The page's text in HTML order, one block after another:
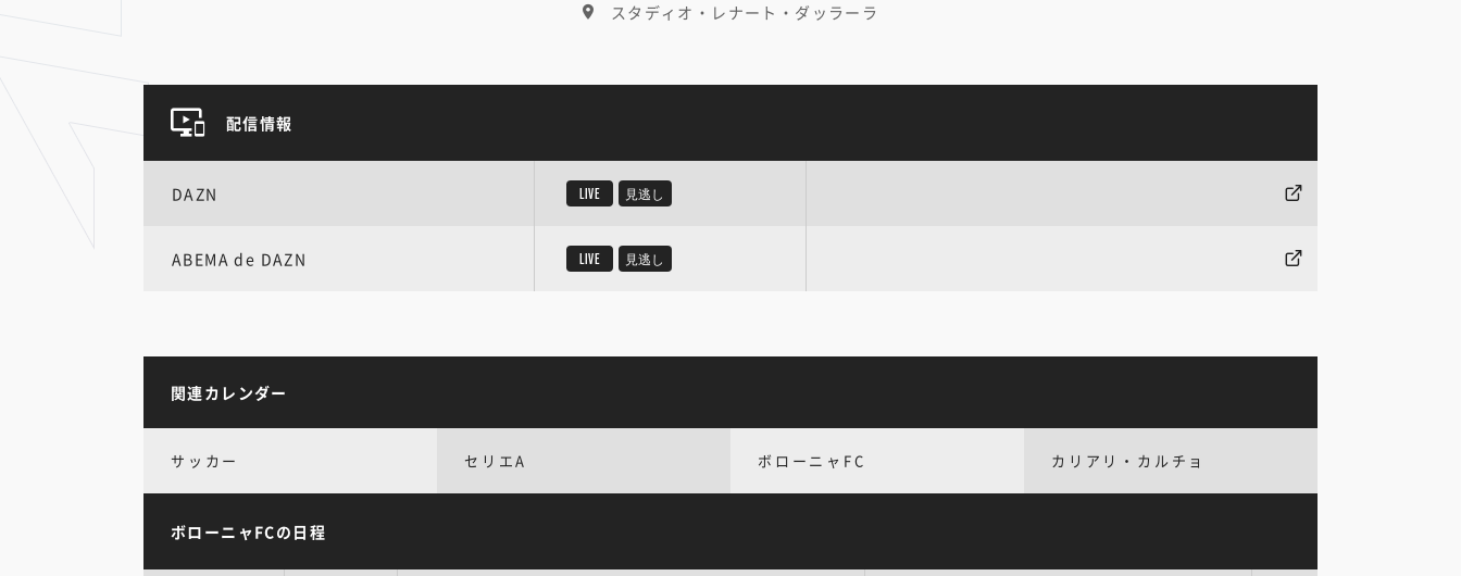
スタディオ・レナート・ダッラーラ
配信情報
DAZN LIVE 見逃し
ABEMA de DAZN LIVE 見逃し
関連カレンダー
サッカー セリエA ボローニャFC カリアリ・カルチョ
ボローニャFCの日程